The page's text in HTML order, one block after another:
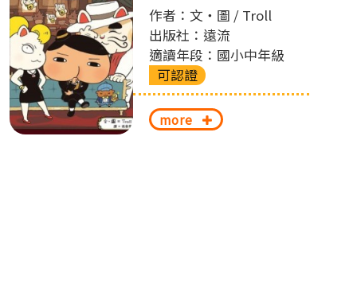
作者：文‧圖 / Troll
出版社：遠流
適讀年段：國小中年級
可認證
more